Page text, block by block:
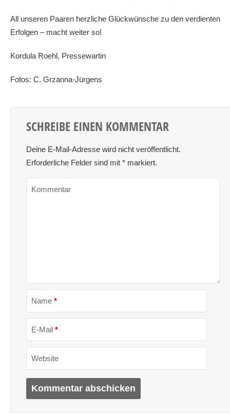
All unseren Paaren herzliche Glückwünsche zu den verdienten
Erfolgen – macht weiter so!
Kordula Roehl, Pressewartin
Fotos: C. Grzanna-Jürgens
SCHREIBE EINEN KOMMENTAR
Deine E-Mail-Adresse wird nicht veröffentlicht.
Erforderliche Felder sind mit * markiert.
Kommentar
Name *
E-Mail *
Website